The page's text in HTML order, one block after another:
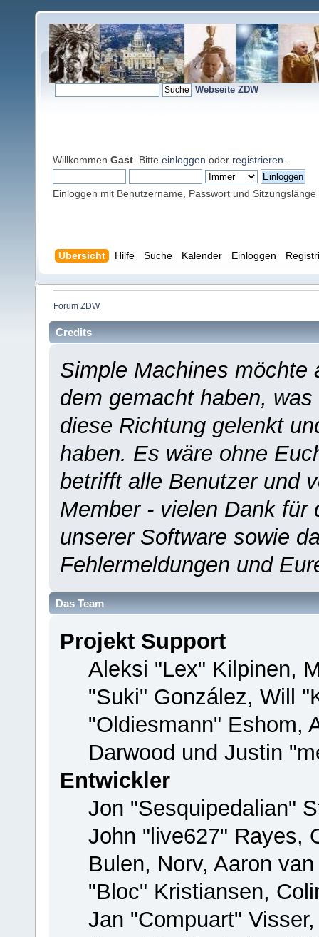
Webseite ZDW
Willkommen Gast . Bitte einloggen oder registrieren
Einloggen mit Benutzername, Passwort und Sitzungslänge
Übersicht Hilfe Suche Kalender Einloggen
Forum ZDW
Credits
Simple Machines möchte
dem gemacht haben,
diese Richtung gelenkt
haben. Es wäre ohne
betrifft alle Benutzer und
Member - vielen Dank für
unserer Software sowie
Fehlermeldungen und
Das Team
Projekt Support
Aleksi "Lex" Kilpinen,
"Suki" González, Will
"Oldiesmann" Eshom,
Darwood und Justin
Entwickler
Jon "Sesquipedalian"
John "live627" Rayes,
Bulen, Norv, Aaron
"Bloc" Kristiansen,
Jan "Compuart"